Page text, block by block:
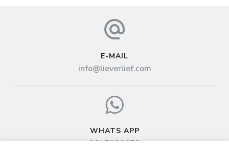
E-MAIL
info@lieverlief.com
WHATS APP
0615038673